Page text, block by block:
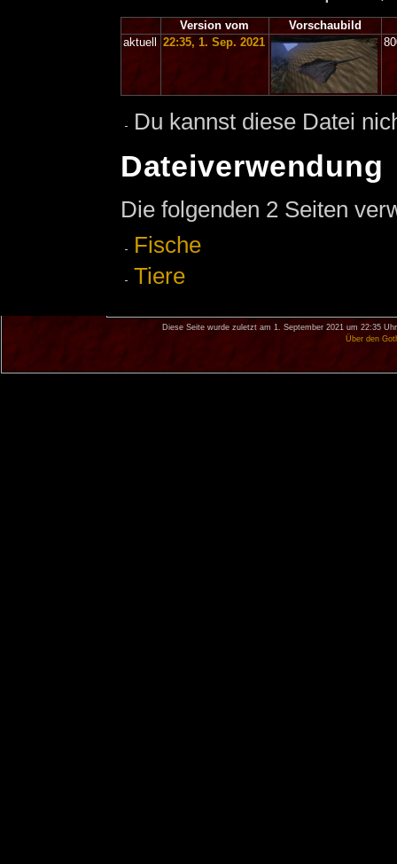
Version vom
Vorschaubild
aktuell
22:35, 1. Sep. 2021
Du kannst diese Datei
Dateiverwendung
Die folgenden 2 Seiten
Fische
Tiere
Diese Seite wurde zuletzt am 1. September 2021 um 22:35
Über den